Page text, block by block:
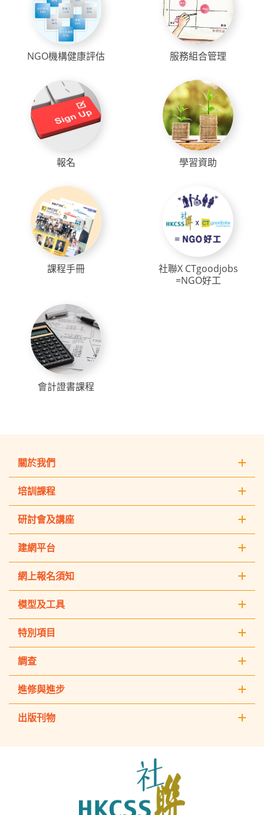
NGO機構健康評估 服務組合管理
報名 學習資助
課程手冊
社聯X CTgoodjobs
=NGO好工
會計證書課程
關於我們
培訓課程
研討會及講座
建網平台
網上報名須知
模型及工具
特別項目
調查
進修與進步
出版刊物
Council